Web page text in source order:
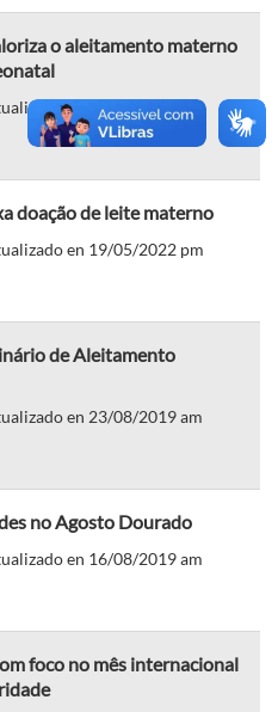
o aleitamento materno
en 05/08/2025 pm
doação de leite materno
en 19/05/2022 pm
de Aleitamento
en 23/08/2019 am
no Agosto Dourado
en 16/08/2019 am
foco no mês internacional